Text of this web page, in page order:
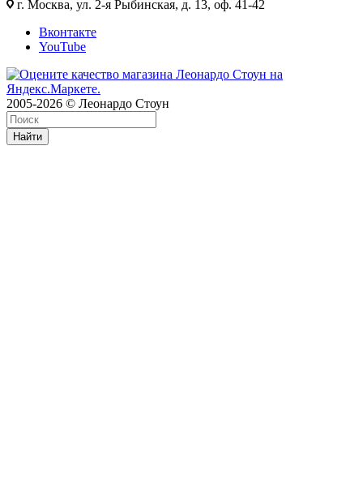
г. Москва, ул. 2-я Рыбинская, д. 13, оф. 41-42
Вконтакте
YouTube
2005-2026 © Леонардо Стоун
Найти